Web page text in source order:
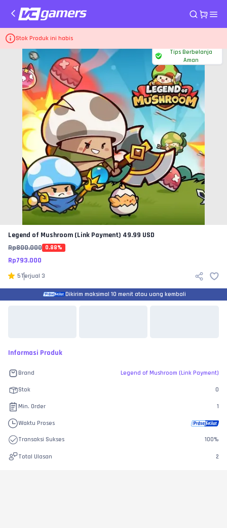
Stok Produk ini habis
Home Top Up via Link Legend of Mushroom (Link Payment)
Tips Berbelanja
Aman
Legend of Mushroom (Link Payment) 49.99 USD
Rp800.000 0.88%
Rp793.000
5Terjual 3
Dikirim maksimal 10 menit atau uang kembali
Informasi Produk
Brand Legend of Mushroom (Link Payment)
Stok 0
Min. Order 1
Waktu Proses
Transaksi Sukses 100%
Total Ulasan 2